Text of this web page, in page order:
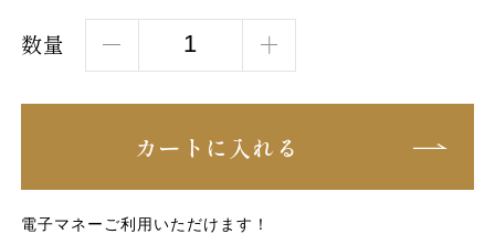
数量
カートに入れる
電子マネーご利用いただけます！